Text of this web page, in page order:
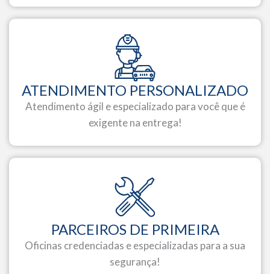
ATENDIMENTO PERSONALIZADO
Atendimento ágil e especializado para você que é
exigente na entrega!
PARCEIROS DE PRIMEIRA
Oficinas credenciadas e especializadas para a sua
segurança!